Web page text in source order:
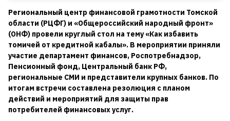
Региональный центр финансовой грамотности Томской
области (РЦФГ) и «Общероссийский народный фронт»
(ОНФ) провели круглый стол на тему «Как избавить
томичей от кредитной кабалы». В мероприятии приняли
участие департамент финансов, Роспотребнадзор,
Пенсионный фонд, Центральный банк РФ,
региональные СМИ и представители крупных банков. По
итогам встречи составлена резолюция с планом
действий и мероприятий для защиты прав
потребителей финансовых услуг.